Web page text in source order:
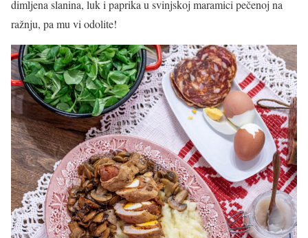
dimljena slanina, luk i paprika u svinjskoj maramici pečenoj na
ražnju, pa mu vi odolite!